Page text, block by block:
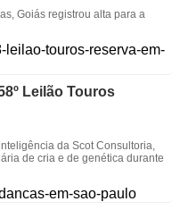
Goiás registrou alta para a
Leilão Touros
da Scot Consultoria,
de cria e de genética durante